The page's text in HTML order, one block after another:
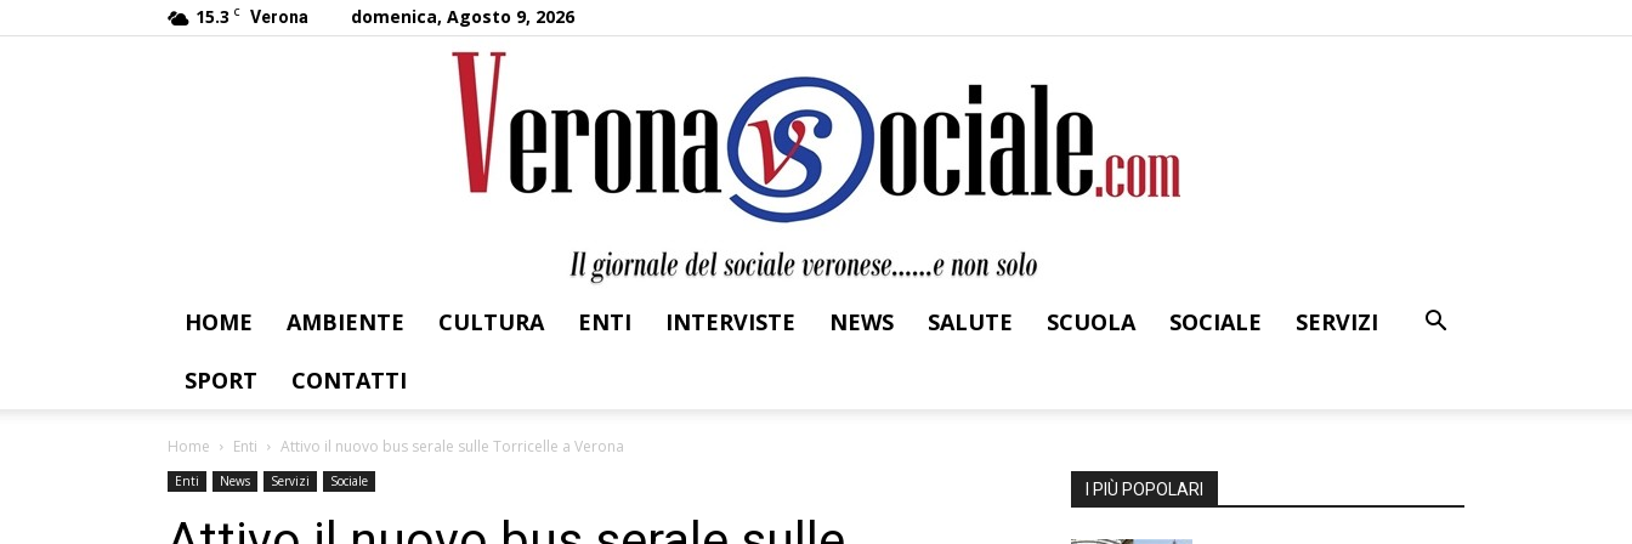
15.3 C Verona domenica, Agosto 9, 2026
Sociale
HOME AMBIENTE CULTURA ENTI INTERVISTE NEWS SALUTE SCUOLA SOCIALE
SERVIZI
SPORT
CONTATTI
Home Enti Attivo il nuovo bus serale sulle Torricelle a Verona
Enti News Servizi Sociale I PIÙ POPOLARI